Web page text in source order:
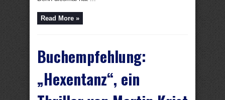
Read More »
Buchempfehlung:
„Hexentanz“, ein